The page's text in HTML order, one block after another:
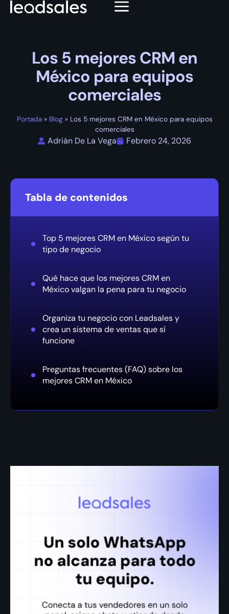
Los 5 mejores CRM en
México para equipos
comerciales
Portada» Blog» Los 5 mejores CRM en México para equipos
comerciales
Adrián De La Vega Febrero 24, 2026
Tabla de contenidos
Top 5 mejores CRM en México según tu
tipo de negocio
Qué hace que los mejores CRM en
México valgan la pena para tu negocio
Organiza tu negocio con Leadsales y
crea un sistema de ventas que sí
funcione
Preguntas frecuentes (FAQ) sobre los
mejores CRM en México